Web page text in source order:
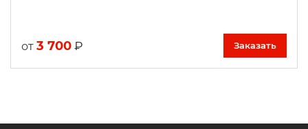
от 3 700 ₽ Заказать